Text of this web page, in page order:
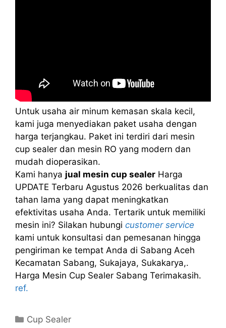
Untuk usaha air minum kemasan skala kecil,
kami juga menyediakan paket usaha dengan
harga terjangkau. Paket ini terdiri dari mesin
cup sealer dan mesin RO yang modern dan
mudah dioperasikan.
Kami hanya jual mesin cup sealer Harga
UPDATE Terbaru Agustus 2026 berkualitas dan
tahan lama yang dapat meningkatkan
efektivitas usaha Anda. Tertarik untuk memiliki
mesin ini? Silakan hubungi customer service
kami untuk konsultasi dan pemesanan hingga
pengiriman ke tempat Anda di Sabang Aceh
Kecamatan Sabang, Sukajaya, Sukakarya,.
Harga Mesin Cup Sealer Sabang Terimakasih.
ref.
Kategori
Cup Sealer